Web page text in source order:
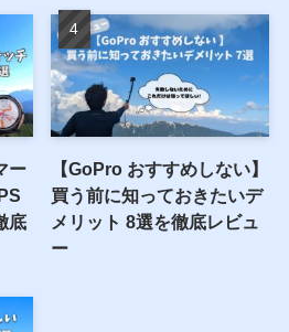
ー
底
【GoPro おすすめしない】
買う前に知っておきたいデ
メリット 8選を徹底レビュ
ー